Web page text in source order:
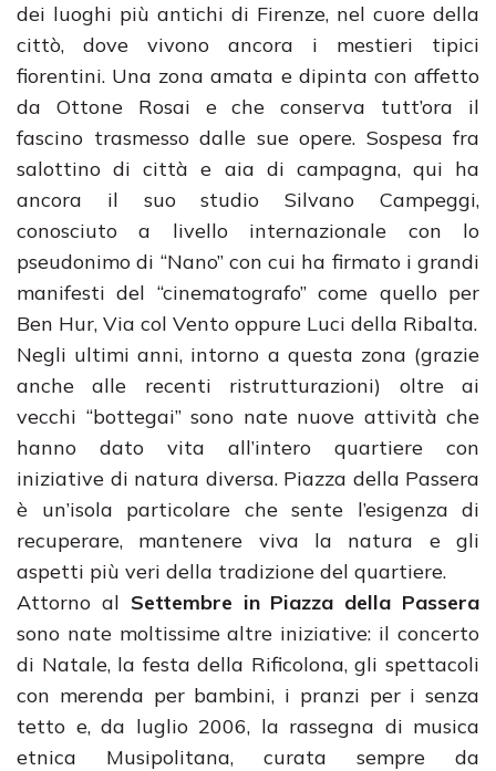
dei luoghi più antichi di Firenze, nel cuore della
cittò, dove vivono ancora i mestieri tipici
fiorentini. Una zona amata e dipinta con affetto
da Ottone Rosai e che conserva tutt’ora il
fascino trasmesso dalle sue opere. Sospesa fra
salottino di città e aia di campagna, qui ha
ancora il suo studio Silvano Campeggi,
conosciuto a livello internazionale con lo
pseudonimo di “Nano” con cui ha firmato i grandi
manifesti del “cinematografo” come quello per
Ben Hur, Via col Vento oppure Luci della Ribalta.
Negli ultimi anni, intorno a questa zona (grazie
anche alle recenti ristrutturazioni) oltre ai
vecchi “bottegai” sono nate nuove attività che
hanno dato vita all’intero quartiere con
iniziative di natura diversa. Piazza della Passera
è un’isola particolare che sente l’esigenza di
recuperare, mantenere viva la natura e gli
aspetti più veri della tradizione del quartiere.
Attorno al Settembre in Piazza della Passera
sono nate moltissime altre iniziative: il concerto
di Natale, la festa della Rificolona, gli spettacoli
con merenda per bambini, i pranzi per i senza
tetto e, da luglio 2006, la rassegna di musica
etnica Musipolitana, curata sempre da